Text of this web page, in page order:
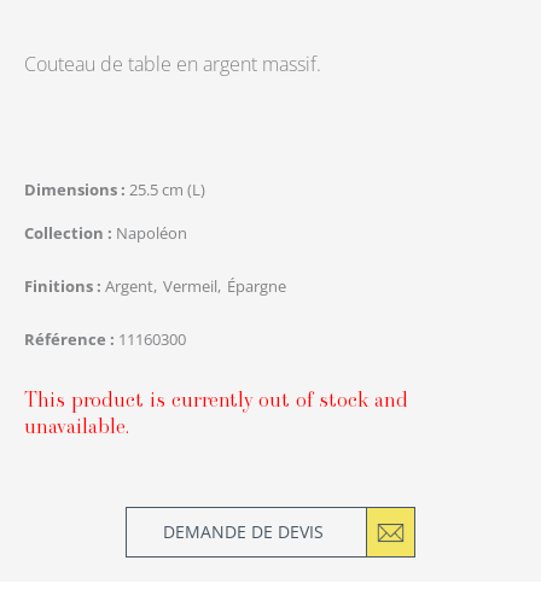
Couteau de table en argent massif.
Dimensions 25.5 cm (L)
Collection
Napoléon
Finitions Argent Vermeil Épargne
Référence 11160300
This product is currently out of stock and
unavailable.
DEMANDE DE DEVIS